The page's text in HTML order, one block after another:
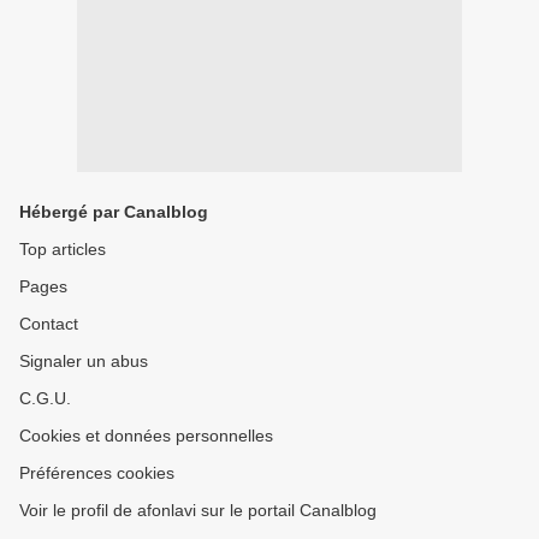
Hébergé par Canalblog
Top articles
Pages
Contact
Signaler un abus
C.G.U.
Cookies et données personnelles
Préférences cookies
Voir le profil de afonlavi sur le portail Canalblog